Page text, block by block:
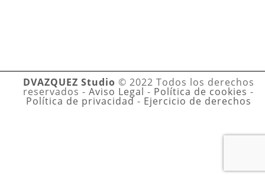
DVAZQUEZ Studio © 2022 Todos los derechos
reservados - Aviso Legal - Política de cookies -
Política de privacidad- Ejercicio de derechos